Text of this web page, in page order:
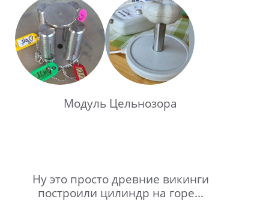
Модуль Цельнозора
Ну это просто древние викинги
построили цилиндр на горе...